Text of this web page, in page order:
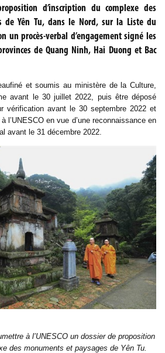
d’inscription du complexe des
de Yên Tu, dans le Nord, sur la Liste du
un procès-verbal d’engagement signé les
de Quang Ninh, Hai Duong et Bac
et soumis au ministère de la Culture,
avant le 30 juillet 2022, puis être déposé
vérification avant le 30 septembre 2022 et
l’UNESCO en vue d’une reconnaissance en
avant le 31 décembre 2022.
à l’UNESCO un dossier de proposition
des monuments et paysages de Yên Tu.